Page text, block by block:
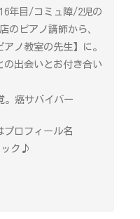
年目/コミュ障/2児の
のピアノ講師から、
ノ教室の先生】に。
の出会いとお付き合い
。癌サバイバー
プロフィール名
ック♪